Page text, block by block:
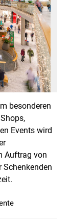
besonderen
Events wird
Auftrag von
Schenkenden